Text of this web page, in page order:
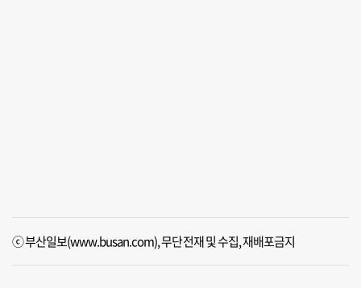
ⓒ 부산일보(www.busan.com), 무단전재 및 수집, 재배포금지